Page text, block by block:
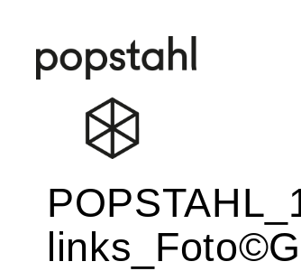
springen
Popstahl